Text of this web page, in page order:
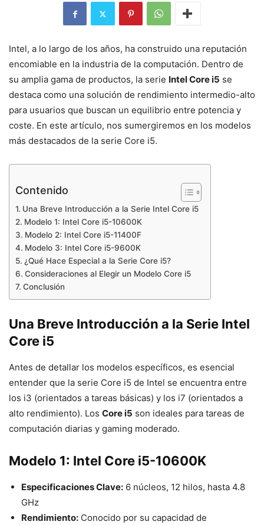
Intel, a lo largo de los años, ha construido una reputación
encomiable en la industria de la computación. Dentro de
su amplia gama de productos, la serie Intel Core i5 se
destaca como una solución de rendimiento intermedio-alto
para usuarios que buscan un equilibrio entre potencia y
coste. En este artículo, nos sumergiremos en los modelos
más destacados de la serie Core i5.
Contenido
Una Breve Introducción a la Serie Intel Core i5
Modelo 1: Intel Core i5-10600K
Modelo 2: Intel Core i5-11400F
Modelo 3: Intel Core i5-9600K
¿Qué Hace Especial a la Serie Core i5?
Consideraciones al Elegir un Modelo Core i5
Conclusión
Una Breve Introducción a la Serie Intel
Core i5
Antes de detallar los modelos específicos, es esencial
entender que la serie Core i5 de Intel se encuentra entre
los i3 (orientados a tareas básicas) y los i7 (orientados a
alto rendimiento). Los Core i5 son ideales para tareas de
computación diarias y gaming moderado.
Modelo 1: Intel Core i5-10600K
Especificaciones Clave: 6 núcleos, 12 hilos, hasta 4.8
GHz
Rendimiento: Conocido por su capacidad de